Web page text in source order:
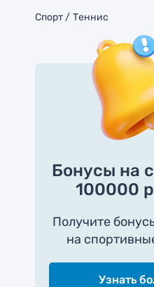
Спорт Теннис
Бонусы на
100000
Получите
на
Узнать